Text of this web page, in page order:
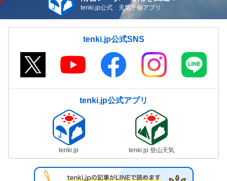
tenki.jp公式 天気予報アプリ
tenki.jp公式SNS
tenki.jp公式アプリ
tenki.jp tenki.jp 登山天気